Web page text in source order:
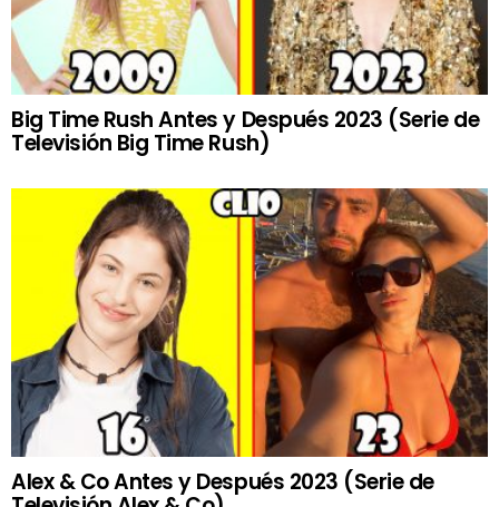
Big Time Rush Antes y Después 2023 (Serie de
Televisión Big Time Rush)
Alex & Co Antes y Después 2023 (Serie de